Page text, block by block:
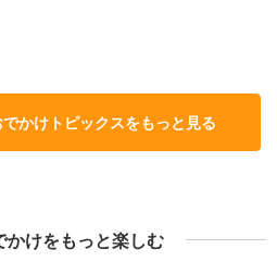
かけトピックスをもっと見る
かけをもっと楽しむ